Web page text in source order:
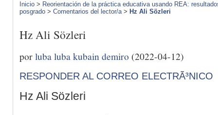
Inicio > Reorientación de la práctica educativa usando REA:
posgrado > Comentarios del lector/a> Hz Ali Sözleri
Hz Ali Sözleri
porluba luba kubain demiro (2022-04-12)
RESPONDER AL CORREO ELECTRÃ³NICO
Hz Ali Sözleri